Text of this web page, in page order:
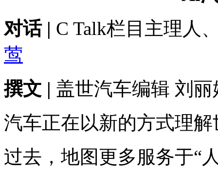
对话 | C Talk栏目主理人
莺
撰文 | 盖世汽车编辑 刘丽
汽车正在以新的方式理解
过去，地图更多服务于“